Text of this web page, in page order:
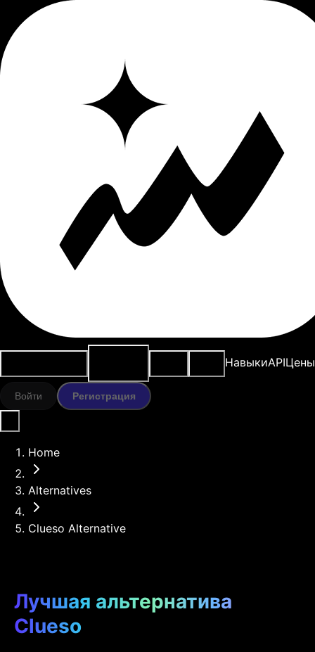
НавыкиAPIЦены
Войти Регистрация
Home
Alternatives
Clueso Alternative
Лучшая альтернатива
Clueso